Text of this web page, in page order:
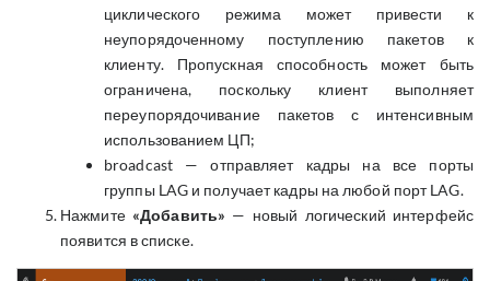
циклического режима может привести к
неупорядоченному поступлению пакетов к
клиенту. Пропускная способность может быть
ограничена, поскольку клиент выполняет
переупорядочивание пакетов с интенсивным
использованием ЦП;
broadcast — отправляет кадры на все порты
группы LAG и получает кадры на любой порт LAG.
Нажмите «Добавить» — новый логический интерфейс
появится в списке.